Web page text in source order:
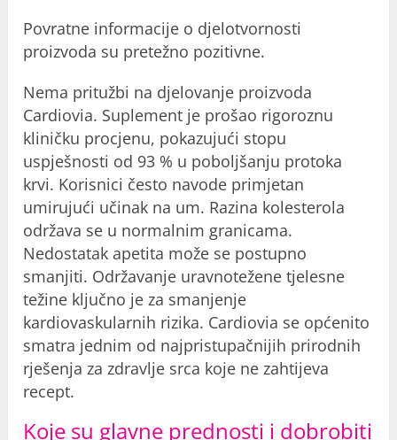
Povratne informacije o djelotvornosti
proizvoda su pretežno pozitivne.
Nema pritužbi na djelovanje proizvoda
Cardiovia. Suplement je prošao rigoroznu
kliničku procjenu, pokazujući stopu
uspješnosti od 93 % u poboljšanju protoka
krvi. Korisnici često navode primjetan
umirujući učinak na um. Razina kolesterola
održava se u normalnim granicama.
Nedostatak apetita može se postupno
smanjiti. Održavanje uravnotežene tjelesne
težine ključno je za smanjenje
kardiovaskularnih rizika. Cardiovia se općenito
smatra jednim od najpristupačnijih prirodnih
rješenja za zdravlje srca koje ne zahtijeva
recept.
Koje su glavne prednosti i dobrobiti